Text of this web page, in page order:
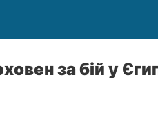
за бій у